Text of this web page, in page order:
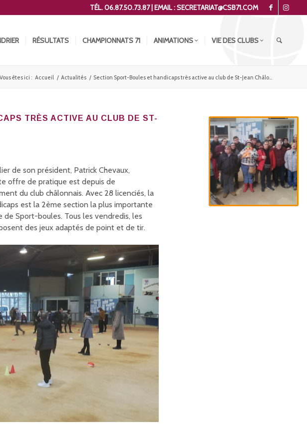
TÉL. 06.87.50.73.87 | EMAIL : SECRETARIAT@CSB71.COM
RÉSULTATS CHAMPIONNATS 71 ANIMATIONS VIE DES CLUBS
Vous êtes ici : Accueil / Actualités / Section Sport-Boules et handicaps très active au club de St-Jean Châlo...
TRÈS ACTIVE AU CLUB DE ST-
de son président, Patrick Chevaux,
offre de pratique est depuis de
du club châlonnais. Avec 28 licenciés, la
est la 2ème section la plus importante
de Sport-boules. Tous les vendredis, les
des jeux adaptés de point et de tir.